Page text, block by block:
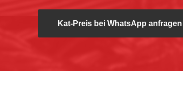
Kat-Preis bei WhatsApp anfragen